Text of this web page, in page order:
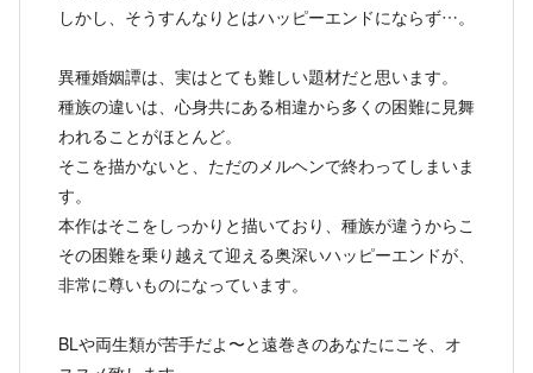
しかし、そうすんなりとはハッピーエンドにならず…。
異種婚姻譚は、実はとても難しい題材だと思います。
種族の違いは、心身共にある相違から多くの困難に見舞
われることがほとんど。
そこを描かないと、ただのメルヘンで終わってしまいま
す。
本作はそこをしっかりと描いており、種族が違うからこ
その困難を乗り越えて迎える奥深いハッピーエンドが、
非常に尊いものになっています。
BLや両生類が苦手だよ〜と遠巻きのあなたにこそ、オ